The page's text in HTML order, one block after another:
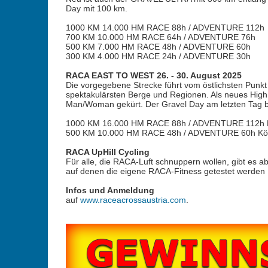
Day mit 100 km.
1000 KM 14.000 HM RACE 88h / ADVENTURE 112h
700 KM 10.000 HM RACE 64h / ADVENTURE 76h
500 KM 7.000 HM RACE 48h / ADVENTURE 60h
300 KM 4.000 HM RACE 24h / ADVENTURE 30h
RACA EAST TO WEST 26. - 30. August 2025
Die vorgegebene Strecke führt vom östlichsten
spektakulärsten Berge und Regionen. Als neues
Man/Woman gekürt. Der Gravel Day am letzten Tag
1000 KM 16.000 HM RACE 88h / ADVENTURE
500 KM 10.000 HM RACE 48h / ADVENTURE 60h
RACA UpHill Cycling
Für alle, die RACA-Luft schnuppern wollen, gibt es
auf denen die eigene RACA-Fitness getestet
Infos und Anmeldung
auf www.raceacrossaustria.com